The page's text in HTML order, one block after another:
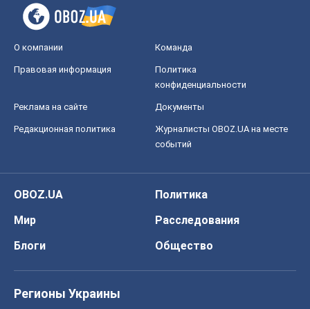
О компании Команда
Правовая информация
Политика
конфиденциальности
Реклама на сайте Документы
Редакционная политика
Журналисты OBOZ.UA на месте
событий
OBOZ.UA
Политика
Мир
Расследования
Блоги
Общество
Регионы Украины